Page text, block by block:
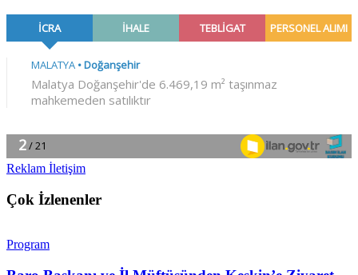
Reklam İletişim
Çok İzlenenler
Program